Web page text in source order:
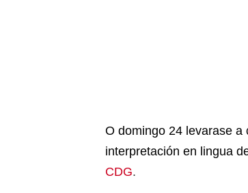
O domingo 24 levarase a
interpretación en lingua
CDG.